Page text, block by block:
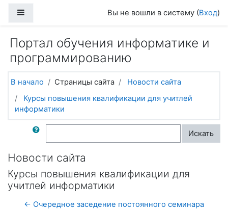
Вы не вошли в систему (Вход)
Портал обучения информатике и
программированию
В начало Страницы сайта
Новости сайта
Курсы повышения квалификации для учитлей
информатики
Поиск по форумам Искать
Новости сайта
Курсы повышения квалификации для
учитлей информатики
← Очередное заседение постоянного семинара